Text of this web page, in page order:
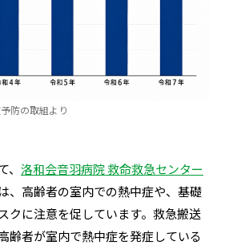
防の取組より
洛和会音羽病院 救命救急センター
は、高齢者の室内での熱中症や、基礎
クに注意を促しています。救急搬送
齢者が室内で熱中症を発症している